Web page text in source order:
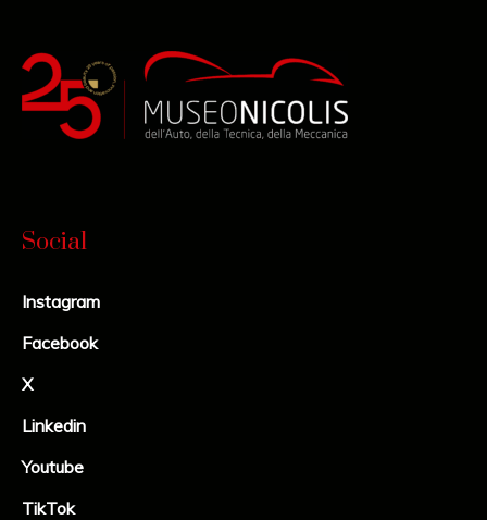
Social
Instagram
Facebook
X
Linkedin
Youtube
TikTok